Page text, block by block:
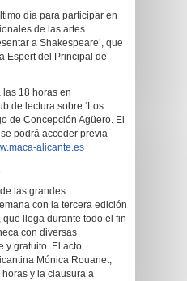
día para participar en
de las artes
a Shakespeare’, que
Espert del Principal de
las 18 horas en
de lectura sobre ‘Los
de Concepción Agüero. El
podrá acceder previa
alicante.es
las grandes
con la tercera edición
, que llega durante todo el fin
con diversas
y gratuito. El acto
Mónica Rouanet,
y la clausura a